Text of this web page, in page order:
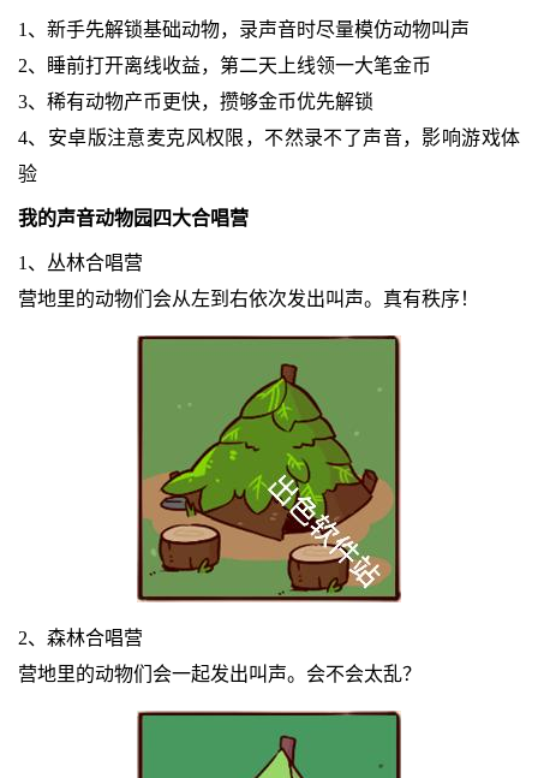
1、新手先解锁基础动物，录声音时尽量模仿动物叫声
2、睡前打开离线收益，第二天上线领一大笔金币
3、稀有动物产币更快，攒够金币优先解锁
4、安卓版注意麦克风权限，不然录不了声音，影响游戏体
验
我的声音动物园四大合唱营
1、丛林合唱营
营地里的动物们会从左到右依次发出叫声。真有秩序！
2、森林合唱营
营地里的动物们会一起发出叫声。会不会太乱？